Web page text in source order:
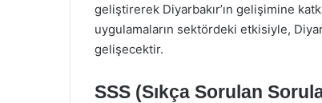
geliştirerek Diyarbakır’ın gelişimine
uygulamaların sektördeki etkisiyle,
gelişecektir.
SSS (Sıkça Sorulan